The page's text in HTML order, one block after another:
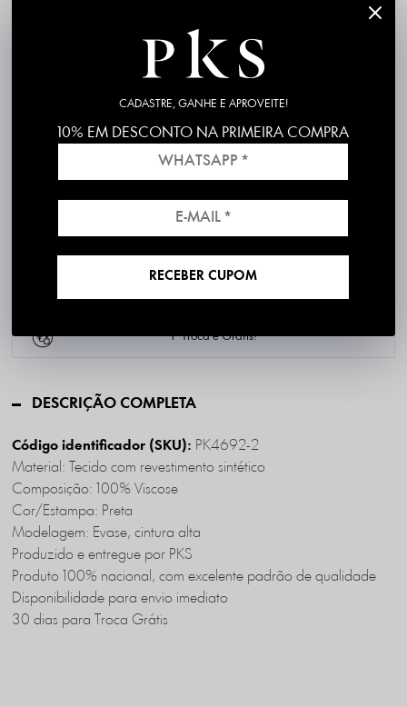
G GG
*válido para RS, SC, PR e SP
1ª Troca é Grátis!
DESCRIÇÃO COMPLETA
Código identificador (SKU): PK4692-2
Material: Tecido com revestimento sintético
Composição: 100% Viscose
Cor/Estampa: Preta
Modelagem: Evase, cintura alta
Produzido e entregue por PKS
Produto 100% nacional, com excelente padrão de qualidade
Disponibilidade para envio imediato
30 dias para Troca Grátis
CADASTRE, GANHE E APROVEITE!
10% EM DESCONTO NA PRIMEIRA COMPRA
RECEBER CUPOM